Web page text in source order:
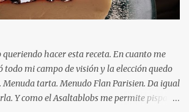
hacer esta receta. En cuanto me
todo mi campo de visión y la elección quedo
tarta. Menudo Flan Parisien. Da igual
Y como el Asaltablobs me permite pisparla